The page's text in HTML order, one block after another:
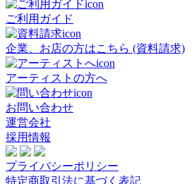
ご利用ガイド
企業、お店の方はこちら (資料請求)
アーティストの方へ
お問い合わせ
運営会社
採用情報
プライバシーポリシー
特定商取引法に基づく表記